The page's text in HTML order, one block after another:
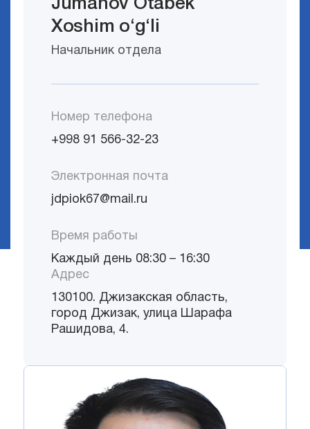
Jumanov Otabek
Xoshim o‘g‘li
Начальник отдела
Номер телефона
+998 91 566-32-23
Электронная почта
jdpiok67@mail.ru
Время работы
Каждый день 08:30 – 16:30
Адрес
130100. Джизакская область,
город Джизак, улица Шарафа
Рашидова, 4.